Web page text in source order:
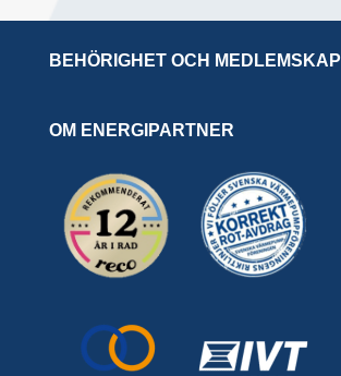
BEHÖRIGHET OCH MEDLEMSKAP
OM ENERGIPARTNER